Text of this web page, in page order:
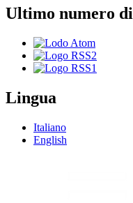
Ultimo numero
Lingua
Italiano
English